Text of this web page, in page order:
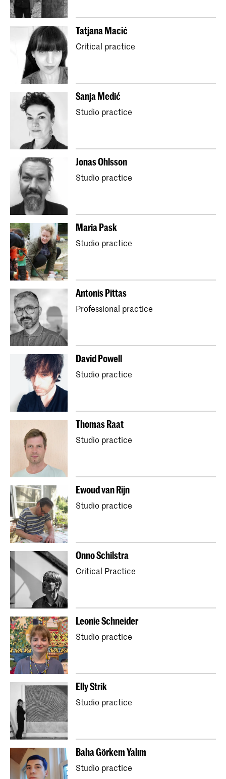
Tatjana Macić
Critical practice
Sanja Medić
Studio practice
Jonas Ohlsson
Studio practice
Maria Pask
Studio practice
Antonis Pittas
Professional practice
David Powell
Studio practice
Thomas Raat
Studio practice
Ewoud van Rijn
Studio practice
Onno Schilstra
Critical Practice
Leonie Schneider
Studio practice
Elly Strik
Studio practice
Baha Görkem Yalım
Studio practice